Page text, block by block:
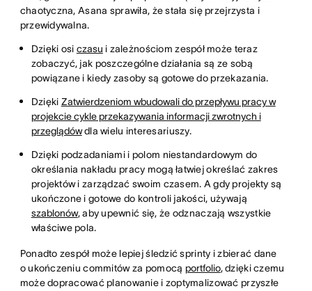
chaotyczna, Asana sprawiła, że stała się przejrzysta i
przewidywalna.
Dzięki osi czasu i zależnościom zespół może teraz
zobaczyć, jak poszczególne działania są ze sobą
powiązane i kiedy zasoby są gotowe do przekazania.
Dzięki Zatwierdzeniom wbudowali do przepływu pracy w
projekcie cykle przekazywania informacji zwrotnych i
przeglądówdla wielu interesariuszy.
Dzięki podzadaniami i polom niestandardowym do
określania nakładu pracy mogą łatwiej określać zakres
projektów i zarządzać swoim czasem. A gdy projekty są
ukończone i gotowe do kontroli jakości, używają
szablonów, aby upewnić się, że odznaczają wszystkie
właściwe pola.
Ponadto zespół może lepiej śledzić sprinty i zbierać dane
o ukończeniu commitów za pomocą portfolio, dzięki czemu
może dopracować planowanie i zoptymalizować przyszłe